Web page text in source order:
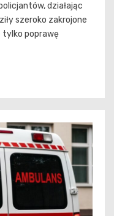
działając
szeroko zakrojone
tylko poprawę